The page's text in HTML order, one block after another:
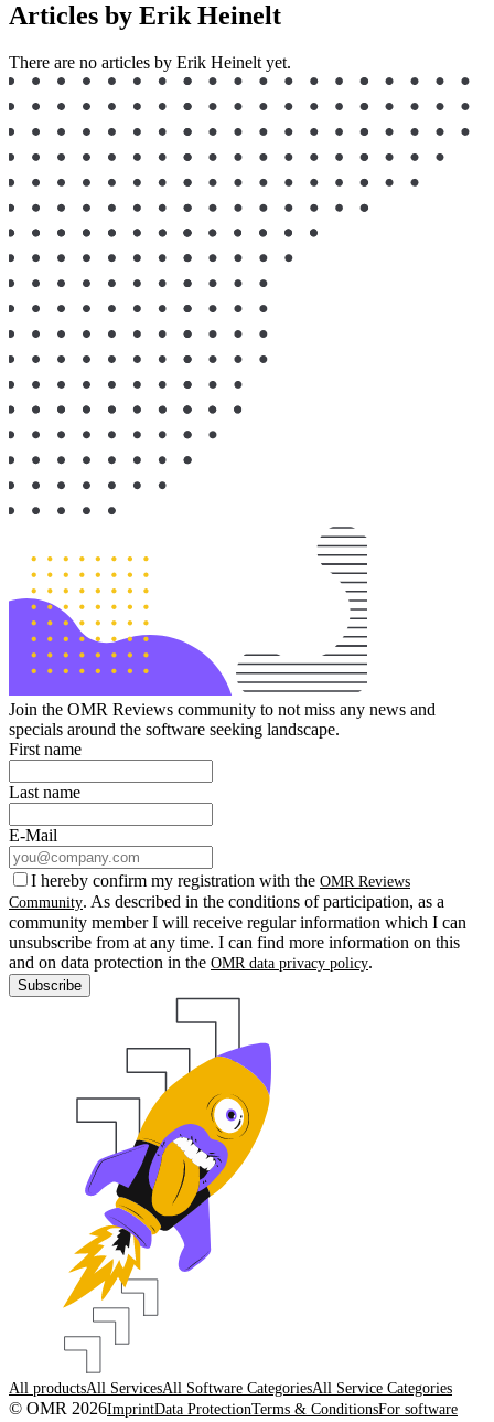
Articles by Erik Heinelt
There are no articles by Erik Heinelt yet.
Join the OMR Reviews community to not miss any news and
specials around the software seeking landscape.
First name
Last name
E-Mail
I hereby confirm my registration with the OMR Reviews
Community. As described in the conditions of participation, as a
community member I will receive regular information which I can
unsubscribe from at any time. I can find more information on this
and on data protection in the OMR data privacy policy.
Subscribe
All productsAll ServicesAll Software CategoriesAll Service Categories
© OMR 2026ImprintData ProtectionTerms & ConditionsFor software